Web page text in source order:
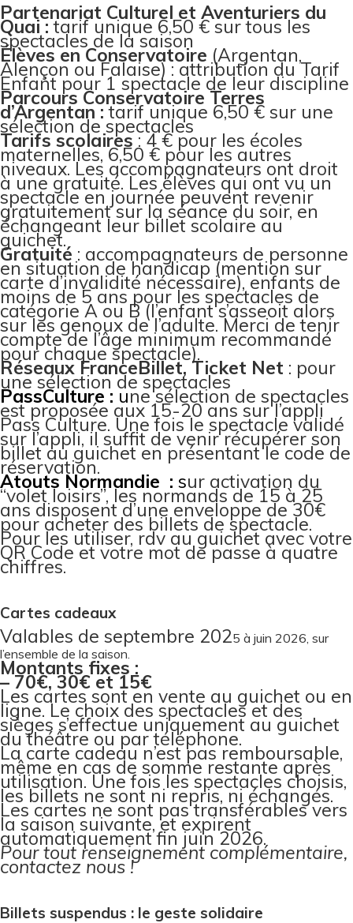
Partenariat Culturel et Aventuriers du
Quai :tarif unique 6,50 € sur tous les
spectacles de la saison
Élèves en Conservatoire (Argentan,
Alençon ou Falaise) : attribution du Tarif
Enfant pour 1 spectacle de leur discipline
Parcours Conservatoire Terres
d’Argentan :tarif unique 6,50 € sur une
sélection de spectacles
Tarifs scolaires: 4 € pour les écoles
maternelles, 6,50 € pour les autres
niveaux. Les accompagnateurs ont droit
à une gratuité. Les élèves qui ont vu un
spectacle en journée peuvent revenir
gratuitement sur la séance du soir, en
échangeant leur billet scolaire au
guichet.
Gratuité : accompagnateurs de personne
en situation de handicap (mention sur
carte d’invalidité nécessaire), enfants de
moins de 5 ans pour les spectacles de
catégorie A ou B (l’enfant s’asseoit alors
sur les genoux de l’adulte. Merci de tenir
compte de l’âge minimum recommandé
pour chaque spectacle).
Réseaux FranceBillet, Ticket Net : pour
une sélection de spectacles
PassCulture : une sélection de spectacles
est proposée aux 15-20 ans sur l’appli
Pass Culture. Une fois le spectacle validé
sur l’appli, il suffit de venir récupérer son
billet au guichet en présentant le code de
réservation.
Atouts Normandie : sur activation du
“volet loisirs”, les normands de 15 à 25
ans disposent d’une enveloppe de 30€
pour acheter des billets de spectacle.
Pour les utiliser, rdv au guichet avec votre
QR Code et votre mot de passe à quatre
chiffres.
Cartes cadeaux
Valables de septembre 2025 à juin 2026, sur
l’ensemble de la saison.
Montants fixes :
– 70€,30€ et15€
Les cartes sont en vente au guichet ou en
ligne. Le choix des spectacles et des
sièges s’effectue uniquement au guichet
du théâtre ou par téléphone.
La carte cadeau n’est pas remboursable,
même en cas de somme restante après
utilisation. Une fois les spectacles choisis,
les billets ne sont ni repris, ni échangés.
Les cartes ne sont pas transférables vers
la saison suivante, et expirent
automatiquement fin juin 2026.
Pour tout renseignement complémentaire,
contactez nous !
Billets suspendus : le geste solidaire